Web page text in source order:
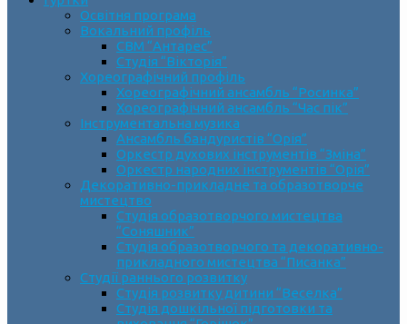
Освітня програма
Вокальний профіль
СВМ “Антарес”
Студія “Вікторія”
Хореографічний профіль
Хореографічний ансамбль “Росинка”
Хореографічний ансамбль “Час пік”
Інструментальна музика
Ансамбль бандуристів “Орія”
Оркестр духових інструментів “Зміна”
Оркестр народних інструментів “Орія”
Декоративно-прикладне та образотворче
мистецтво
Cтудія образотворчого мистецтва
“Соняшник”
Студія образотворчого та декоративно-
прикладного мистецтва “Писанка”
Студії раннього розвитку
Студія розвитку дитини “Веселка”
Студія дошкільної підготовки та